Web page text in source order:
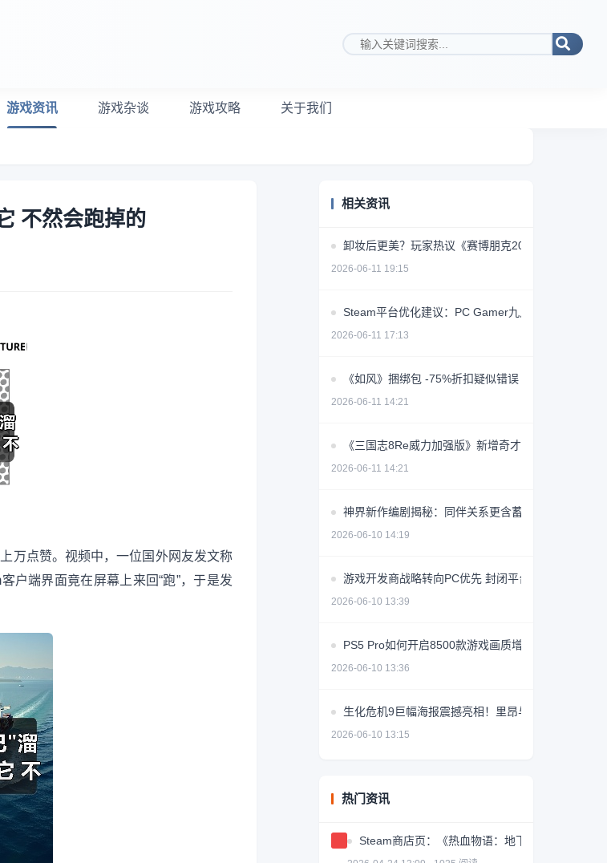
搜索关键词
游戏资讯 游戏杂谈 游戏攻略 关于我们
不然会跑掉的
点赞。视频中，一位国外网友发文称
户端界面竟在屏幕上来回“跑”，于是发
相关资讯
卸妆后更美？玩家热议《赛博朋克2077》女角色素
2026-06-11 19:15
Steam平台优化建议：PC Gamer九点提升用户体验
2026-06-11 17:13
《如风》捆绑包 -75%折扣疑似错误 价格创史低价
2026-06-11 14:21
《三国志8Re威力加强版》新增奇才转机系统 玩法全
2026-06-11 14:21
神界新作编剧揭秘：同伴关系更含蓄，恋爱节奏放缓
2026-06-10 14:19
游戏开发商战略转向PC优先 封闭平台争议引行业反
2026-06-10 13:39
PS5 Pro如何开启8500款游戏画质增强？
2026-06-10 13:36
生化危机9巨幅海报震撼亮相！里昂与格蕾丝同框引
2026-06-10 13:15
热门资讯
Steam商店页：《热血物语：地下世界》确认即